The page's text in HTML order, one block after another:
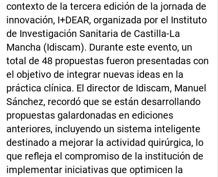
contexto de la tercera edición de la jornada de
innovación, I+DEAR, organizada por el Instituto
de Investigación Sanitaria de Castilla-La
Mancha (Idiscam). Durante este evento, un
total de 48 propuestas fueron presentadas con
el objetivo de integrar nuevas ideas en la
práctica clínica. El director de Idiscam, Manuel
Sánchez, recordó que se están desarrollando
propuestas galardonadas en ediciones
anteriores, incluyendo un sistema inteligente
destinado a mejorar la actividad quirúrgica, lo
que refleja el compromiso de la institución de
implementar iniciativas que optimicen la